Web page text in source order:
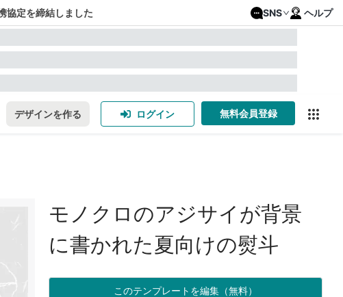
協定を締結しました SNS ヘルプ
デザインを作る ログイン 無料会員登録
モノクロのアジサイが背景
に書かれた夏向けの熨斗
このテンプレートを編集（無料）